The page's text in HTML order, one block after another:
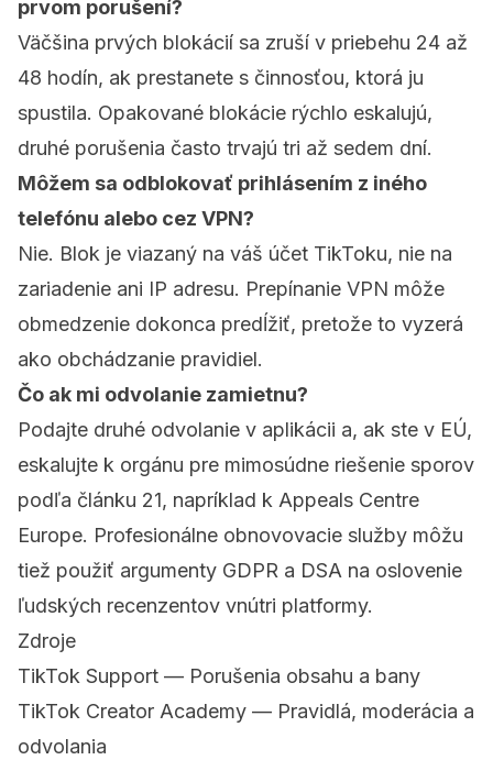
prvom porušení?
Väčšina prvých blokácií sa zruší v priebehu 24 až
48 hodín, ak prestanete s činnosťou, ktorá ju
spustila. Opakované blokácie rýchlo eskalujú,
druhé porušenia často trvajú tri až sedem dní.
Môžem sa odblokovať prihlásením z iného
telefónu alebo cez VPN?
Nie. Blok je viazaný na váš účet TikToku, nie na
zariadenie ani IP adresu. Prepínanie VPN môže
obmedzenie dokonca predĺžiť, pretože to vyzerá
ako obchádzanie pravidiel.
Čo ak mi odvolanie zamietnu?
Podajte druhé odvolanie v aplikácii a, ak ste v EÚ,
eskalujte k orgánu pre mimosúdne riešenie sporov
podľa článku 21, napríklad k Appeals Centre
Europe. Profesionálne obnovovacie služby môžu
tiež použiť argumenty GDPR a DSA na oslovenie
ľudských recenzentov vnútri platformy.
Zdroje
TikTok Support — Porušenia obsahu a bany
TikTok Creator Academy — Pravidlá, moderácia a
odvolania